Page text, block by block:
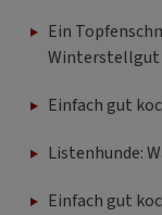
Ein
Winterstellgut
Einfach gut
Listenhunde:
Einfach gut